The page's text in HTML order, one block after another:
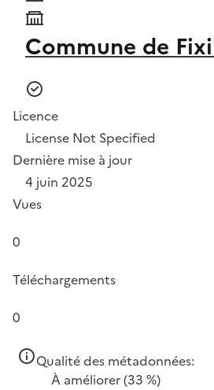
Commune de
Licence
License Not Specified
Dernière mise à jour
4 juin 2025
Vues
0
Téléchargements
0
Qualité des métadonnées:
À améliorer(33 %)